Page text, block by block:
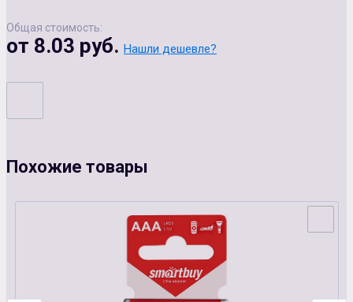
Общая стоимость:
от 8.03 руб. Нашли дешевле?
Похожие товары